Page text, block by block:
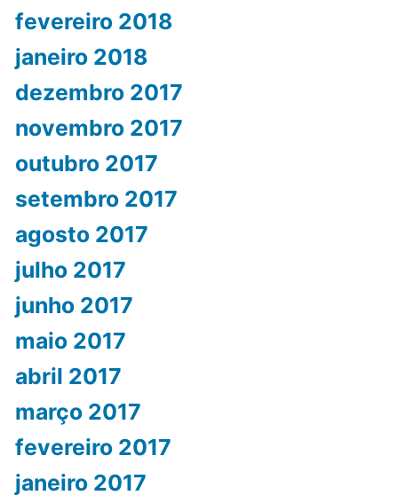
fevereiro 2018
janeiro 2018
dezembro 2017
novembro 2017
outubro 2017
setembro 2017
agosto 2017
julho 2017
junho 2017
maio 2017
abril 2017
março 2017
fevereiro 2017
janeiro 2017